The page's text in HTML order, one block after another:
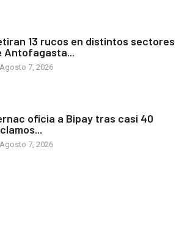
13 rucos en distintos sectores
Antofagasta...
Agosto 7, 2026
oficia a Bipay tras casi 40
Agosto 7, 2026